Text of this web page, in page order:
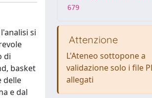
si
di
basket
delle
e dal
679
Attenzione
L'Ateneo sottopone a
validazione solo i file
allegati